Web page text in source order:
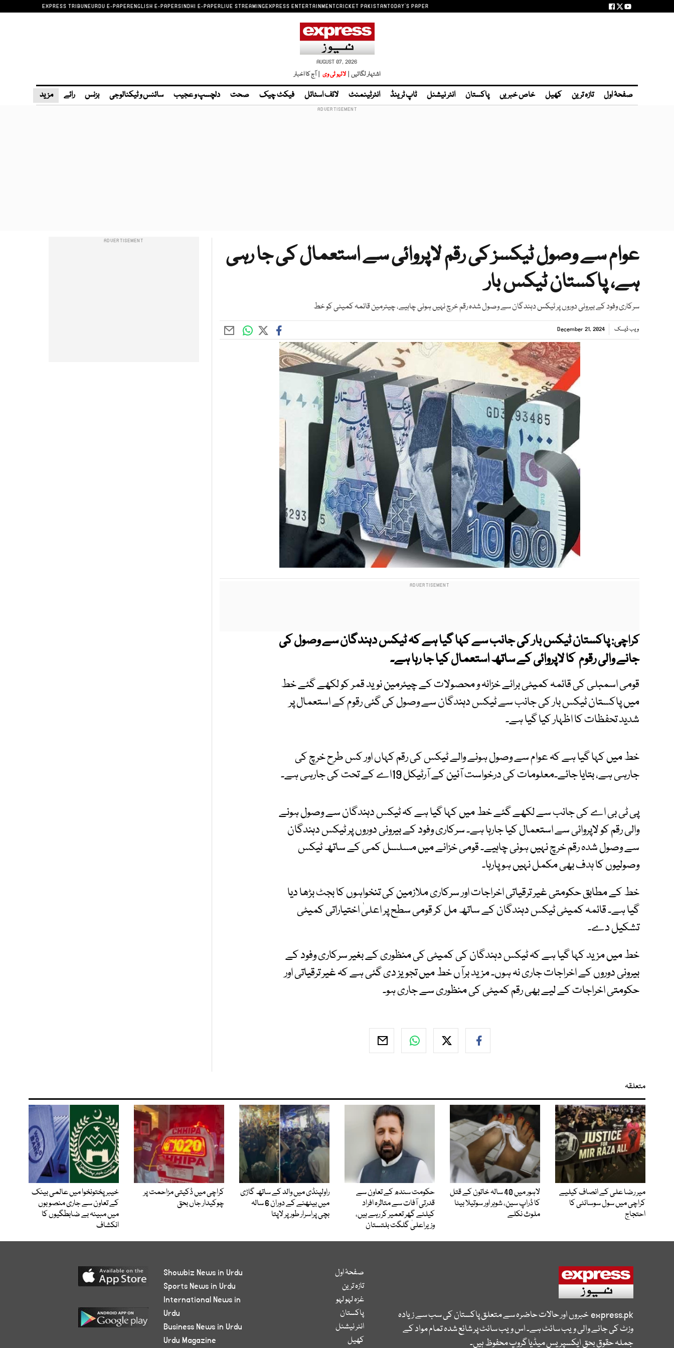
EXPRESS TRIBUNEURDU E-PAPERENGLISH E-PAPERSINDHI E-PAPERLIVE STREAMINGEXPRESS ENTERTAINMENTCRICKET PAKISTANTODAY'S PAPER
AUGUST 07, 2026
اشتہار لگائیں | لائیو ٹی وی | آج کا اخبار
صفحۂ اول تازہ ترین کھیل خاص خبریں پاکستان انٹر نیشنل ٹاپ ٹرینڈ انٹرٹینمنٹ لائف اسٹائل فیکٹ چیک صحت دلچسپ و عجیب سائنس و ٹیکنالوجی بزنس رائے مزید
عوام سے وصول ٹیکسز کی رقم لاپروائی سے استعمال کی جا رہی
ہے، پاکستان ٹیکس بار
سرکاری وفود کے بیرونی دوروں پر ٹیکس دہندگان سے وصول شدہ رقم خرچ نہیں ہونی چاہیے، چیئرمین قائمہ کمیٹی کو خط
ویب ڈیسک December 21, 2024
کراچی:پاکستان ٹیکس بار کی جانب سے کہا گیا ہے کہ ٹیکس دہندگان سے وصول کی
جانے والی رقوم کا لاپروائی کے ساتھ استعمال کیا جا رہا ہے۔
قومی اسمبلی کی قائمہ کمیٹی برائے خزانہ و محصولات کے چیئرمین نوید قمر کو لکھے گئے خط
میں پاکستان ٹیکس بار کی جانب سے ٹیکس دہندگان سے وصول کی گئی رقوم کے استعمال پر
شدید تحفظات کا اظہار کیا گیا ہے۔
خط میں کہا گیا ہے کہ عوام سے وصول ہونے والے ٹیکس کی رقم کہاں اور کس طرح خرچ کی
جارہی ہے، بتایا جائے۔معلومات کی درخواست آئین کے آرٹیکل 19اے کے تحت کی جارہی ہے۔
پی ٹی بی اے کی جانب سے لکھے گئے خط میں کہا گیا ہے کہ ٹیکس دہندگان سے وصول ہونے
والی رقم کو لاپروائی سے استعمال کیا جارہا ہے۔ سرکاری وفود کے بیرونی دوروں پر ٹیکس دہندگان
سے وصول شدہ رقم خرچ نہیں ہونی چاہیے۔ قومی خزانے میں مسلسل کمی کے ساتھ ٹیکس
وصولیوں کا ہدف بھی مکمل نہیں ہو پارہا۔
خط کے مطابق حکومتی غیر ترقیاتی اخراجات اور سرکاری ملازمین کی تنخواہوں کا بجٹ بڑھا دیا
گیا ہے۔ قائمہ کمیٹی ٹیکس دہندگان کے ساتھ مل کر قومی سطح پر اعلیٰ اختیاراتی کمیٹی
تشکیل دے۔
خط میں مزید کہا گیا ہے کہ ٹیکس دہندگان کی کمیٹی کی منظوری کے بغیر سرکاری وفود کے
بیرونی دوروں کے اخراجات جاری نہ ہوں۔ مزید برآں خط میں تجویز دی گئی ہے کہ غیر ترقیاتی اور
حکومتی اخراجات کے لیے بھی رقم کمیٹی کی منظوری سے جاری ہو۔
متعلقہ
میر رضا علی کے انصاف کیلیے
کراچی میں سول سوسائٹی کا
احتجاج
لاہور میں 40 سالہ خاتون کے قتل
کا ڈراپ سین، شوہر اور سوتیلا بیٹا
ملوث نکلے
حکومت سندھ کے تعاون سے
قدرتی آفات سے متاثرہ افراد
کیلئے گھر تعمیر کر رہے ہیں،
وزیراعلیٰ گلگت بلتستان
راولپنڈی میں والد کے ساتھ گاڑی
میں بیٹھنے کے دوران 6 سالہ
بچی پراسرار طور پر لاپتا
کراچی میں ڈکیتی مزاحمت پر
چوکیدار جاں بحق
خیبرپختونخوا میں عالمی بینک
کے تعاون سے جاری منصوبوں
میں مبینہ بے ضابطگیوں کا
انکشاف
express.pkخبروں اور حالات حاضرہ سے متعلق پاکستان کی سب سے زیادہ
وزٹ کی جانے والی ویب سائٹ ہے۔ اس ویب سائٹ پر شائع شدہ تمام مواد کے
جملہ حقوق بحق ایکسپریس میڈیا گروپ محفوظ ہیں۔
صفحۂ اول
تازہ ترین
غزہ لہو لہو
پاکستان
انٹر نیشنل
کھیل
Showbiz News in Urdu
Sports News in Urdu
International News in
Urdu
Business News in Urdu
Urdu Magazine